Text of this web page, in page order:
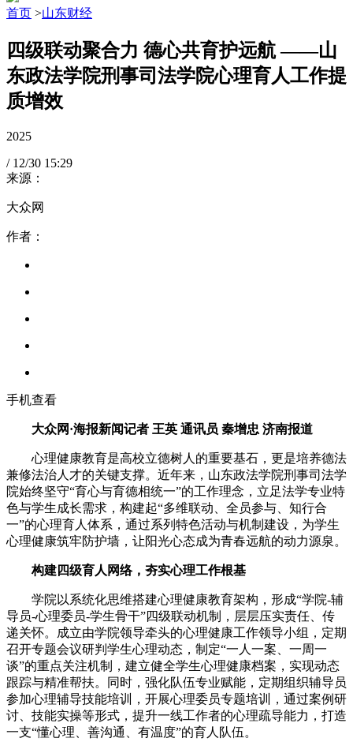
首页 >山东财经
四级联动聚合力 德心共育护远航 ——山
东政法学院刑事司法学院心理育人工作提
质增效
2025
/ 12/30 15:29
来源：
大众网
作者：
手机查看
大众网·海报新闻记者 王英 通讯员 秦增忠 济南报道
心理健康教育是高校立德树人的重要基石，更是培养德法
兼修法治人才的关键支撑。近年来，山东政法学院刑事司法学
院始终坚守“育心与育德相统一”的工作理念，立足法学专业特
色与学生成长需求，构建起“多维联动、全员参与、知行合
一”的心理育人体系，通过系列特色活动与机制建设，为学生
心理健康筑牢防护墙，让阳光心态成为青春远航的动力源泉。
构建四级育人网络，夯实心理工作根基
学院以系统化思维搭建心理健康教育架构，形成“学院-辅
导员-心理委员-学生骨干”四级联动机制，层层压实责任、传
递关怀。成立由学院领导牵头的心理健康工作领导小组，定期
召开专题会议研判学生心理动态，制定“一人一案、一周一
谈”的重点关注机制，建立健全学生心理健康档案，实现动态
跟踪与精准帮扶。同时，强化队伍专业赋能，定期组织辅导员
参加心理辅导技能培训，开展心理委员专题培训，通过案例研
讨、技能实操等形式，提升一线工作者的心理疏导能力，打造
一支“懂心理、善沟通、有温度”的育人队伍。